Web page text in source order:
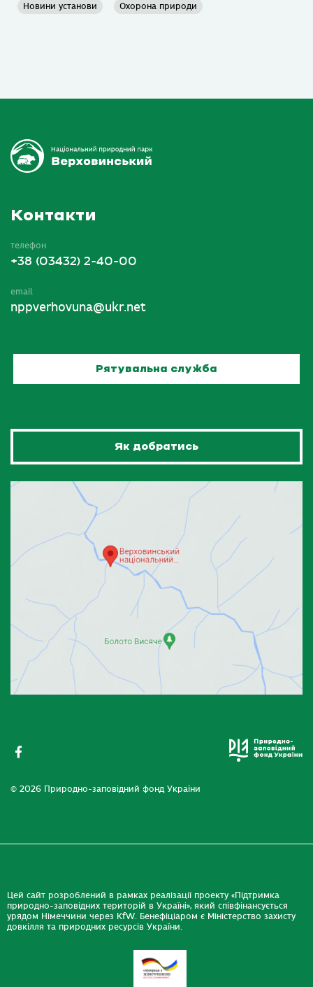
Новини установи Охорона природи
Контакти
телефон
+38 (03432) 2-40-00
email
nppverhovuna@ukr.net
Рятувальна служба
Як добратись
© 2026 Природно-заповідний фонд України
Цей сайт розроблений в рамках реалізації проекту «Підтримка
природно-заповідних територій в Україні», який співфінансується
урядом Німеччини через KfW. Бенефіціаром є Міністерство захисту
довкілля та природних ресурсів України.